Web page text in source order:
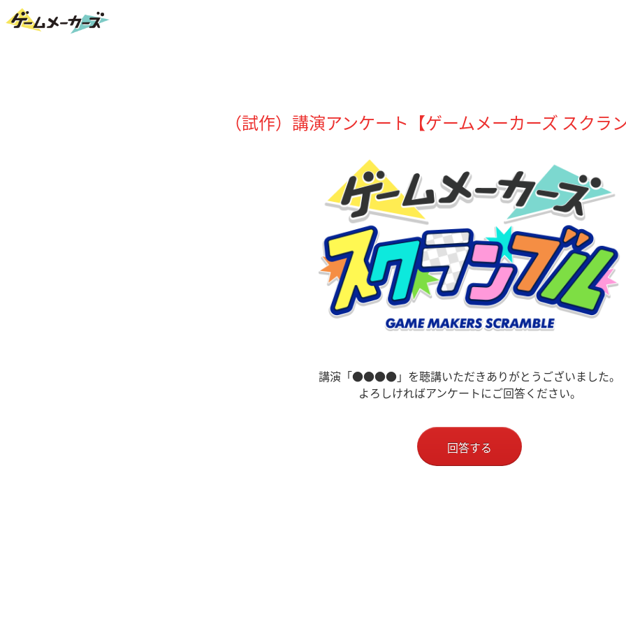
（試作）講演アンケート【ゲームメーカーズ スクラ
講演「●●●●」を聴講いただきありがとうございました。
よろしければアンケートにご回答ください。
回答する